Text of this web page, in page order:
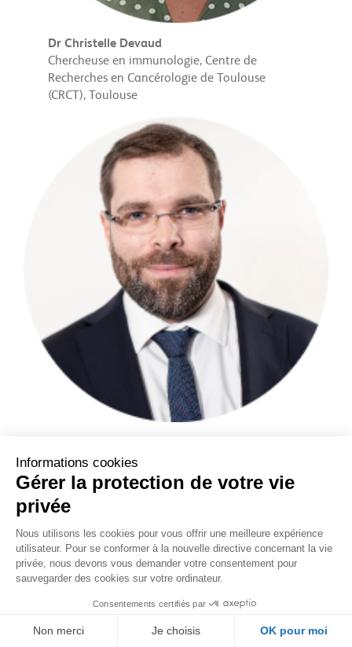
Dr Christelle Devaud
Chercheuse en immunologie, Centre de
Recherches en Cancérologie de Toulouse
(CRCT), Toulouse
Médecin chercheur, Institut Curie, Paris